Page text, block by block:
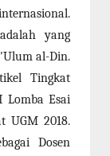
yang
al-Din.
Tingkat
Lomba Esai
UGM 2018.
Dosen